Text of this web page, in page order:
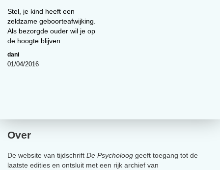
Stel, je kind heeft een
zeldzame geboorteafwijking.
Als bezorgde ouder wil je op
de hoogte blijven…
dani
01/04/2016
Over
De website van tijdschrift De Psycholoog geeft toegang tot de
laatste edities en ontsluit met een rijk archief van